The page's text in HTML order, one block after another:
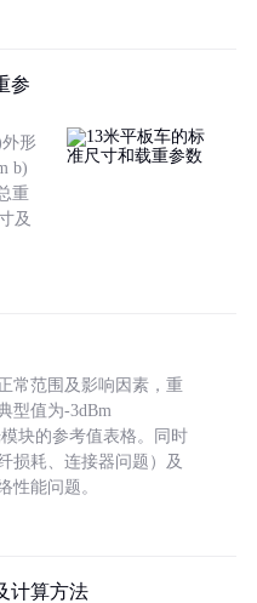
参
形
b)
重
及
常范围及影响因素，重
型值为-3dBm
块的参考值表格。同时
损耗、连接器问题）及
性能问题。
计算方法